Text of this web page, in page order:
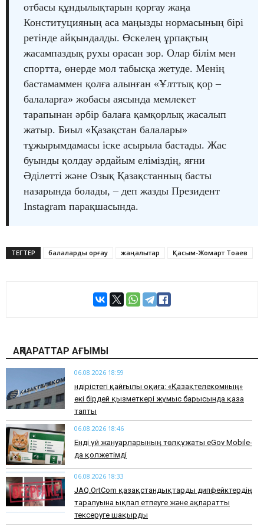
отбасы құндылықтарын қорғау жаңа
Конституцияның аса маңызды нормасының бірі
ретінде айқындалды. Өскелең ұрпақтың
жасампаздық рухы орасан зор. Олар білім мен
спортта, өнерде мол табысқа жетуде. Менің
бастамаммен қолға алынған «Ұлттық қор –
балаларға» жобасы аясында мемлекет
тарапынан әрбір балаға қамқорлық жасалып
жатыр. Биыл «Қазақстан балалары»
тұжырымдамасы іске асырыла бастады. Жас
буынды қолдау әрдайым еліміздің, яғни
Әділетті және Озық Қазақстанның басты
назарында болады, – деп жазды Президент
Instagram парақшасында.
ТЕГТЕР балаларды қорғау жаңалықтар Қасым-Жомарт Тоқаев
АҚПАРАТТАР АҒЫМЫ
06.08.2026 18:59
Өндірістегі қайғылы оқиға: «Қазақтелекомның»
екі бірдей қызметкері жұмыс барысында қаза
тапты
06.08.2026 18:46
Енді үй жануарларының төлқұжаты eGov Mobile-
да қолжетімді
06.08.2026 18:33
JAQ.OrtCom қазақстандықтарды дипфейктердің
таралуына ықпал етпеуге және ақпаратты
тексеруге шақырды